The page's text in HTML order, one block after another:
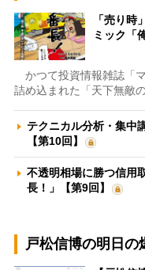
「売り
ミック「
かつて投資情報雑誌「
詰め込まれた「天下無敵
テクニカル分析・集中
【第10回】
不透明相場に勝つ信用
長！」【第9回】
戸松信博の明日の